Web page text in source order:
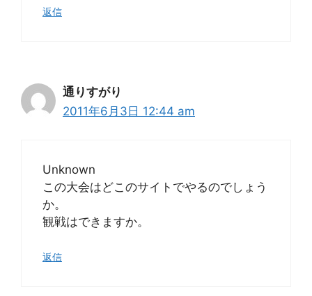
返信
通りすがり
2011年6月3日 12:44 am
Unknown
この大会はどこのサイトでやるのでしょう
か。
観戦はできますか。
返信